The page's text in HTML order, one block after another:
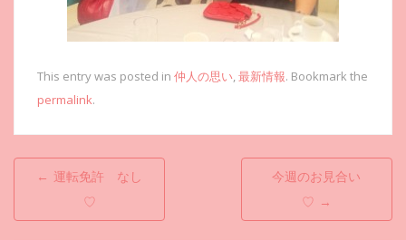
This entry was posted in 仲人の思い,最新情報. Bookmark the
permalink.
投
ナ
← 運転免許 なし
♡
今週のお見合い
♡ →